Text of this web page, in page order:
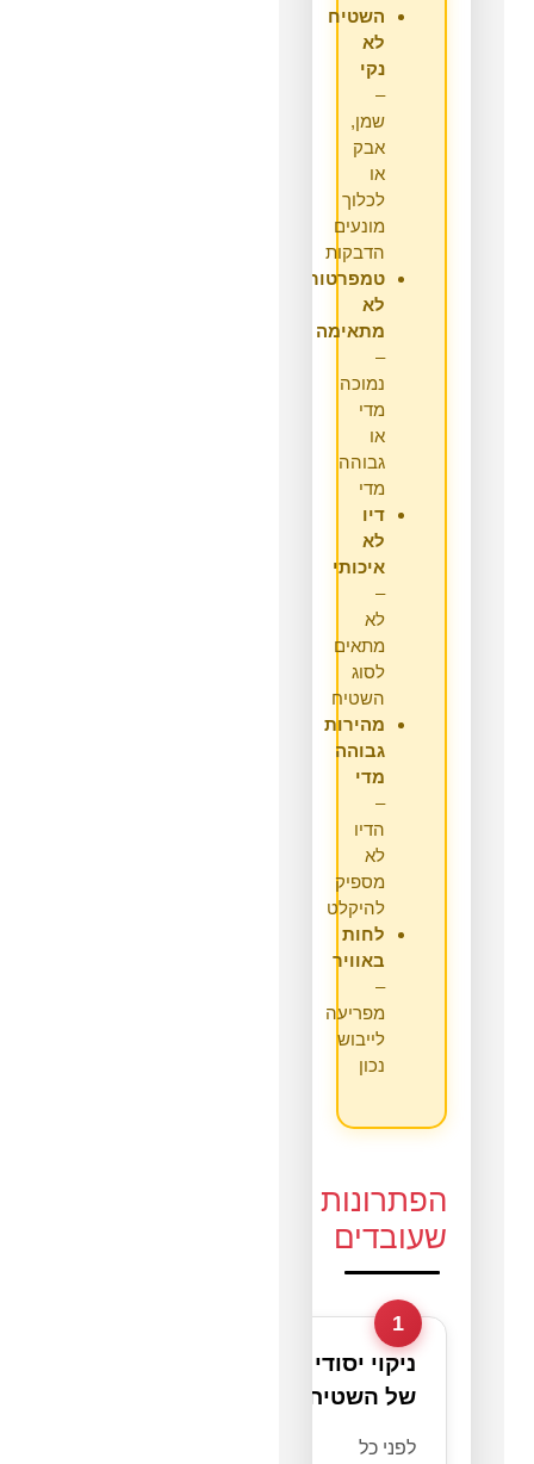
השטיח
לא
נקי
–
שמן,
אבק
או
לכלוך
מונעים
הדבקות
טמפרטורה
לא
מתאימה
–
נמוכה
מדי
או
גבוהה
מדי
דיו
לא
איכותי
–
לא
מתאים
לסוג
השטיח
מהירות
גבוהה
מדי
–
הדיו
לא
מספיק
להיקלט
לחות
באוויר
–
מפריעה
לייבוש
נכון
הפתרונות
שעובדים
1
ניקוי יסודי
של השטיח
לפני כל